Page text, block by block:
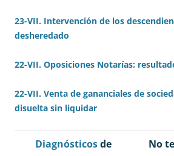
23-VII. Intervención de los
desheredado
22-VII. Oposiciones Notarías:
22-VII. Venta de gananciales de
disuelta sin liquidar
Diagnósticosde
No